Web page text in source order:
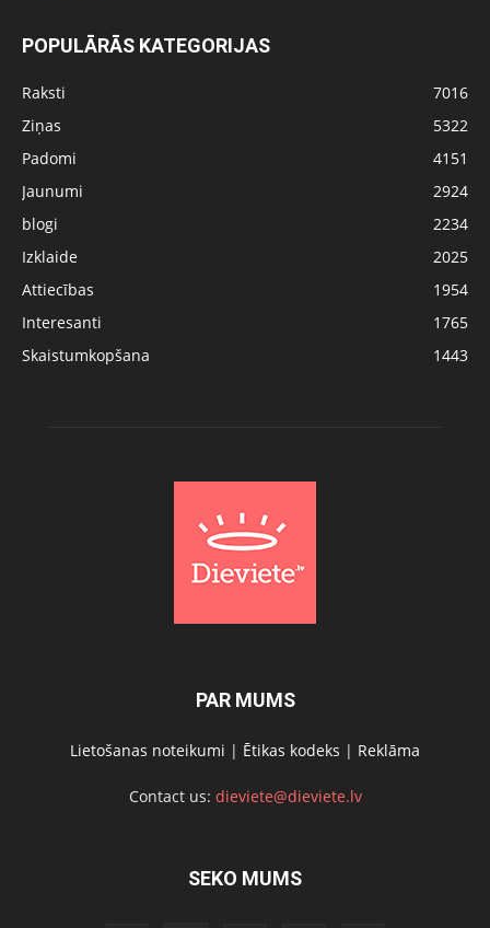
POPULĀRĀS KATEGORIJAS
Raksti
7016
Ziņas
5322
Padomi
4151
Jaunumi
2924
blogi
2234
Izklaide
2025
Attiecības
1954
Interesanti
1765
Skaistumkopšana
1443
PAR MUMS
Lietošanas noteikumi | Ētikas kodeks | Reklāma
Contact us: dieviete@dieviete.lv
SEKO MUMS